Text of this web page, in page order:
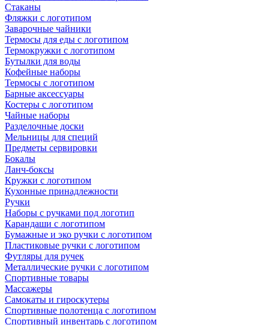
Стаканы
Фляжки с логотипом
Заварочные чайники
Термосы для еды с логотипом
Термокружки с логотипом
Бутылки для воды
Кофейные наборы
Термосы с логотипом
Барные аксессуары
Костеры с логотипом
Чайные наборы
Разделочные доски
Мельницы для специй
Предметы сервировки
Бокалы
Ланч-боксы
Кружки с логотипом
Кухонные принадлежности
Ручки
Наборы с ручками под логотип
Карандаши с логотипом
Бумажные и эко ручки с логотипом
Пластиковые ручки с логотипом
Футляры для ручек
Металлические ручки с логотипом
Спортивные товары
Массажеры
Самокаты и гироскутеры
Спортивные полотенца с логотипом
Спортивный инвентарь с логотипом